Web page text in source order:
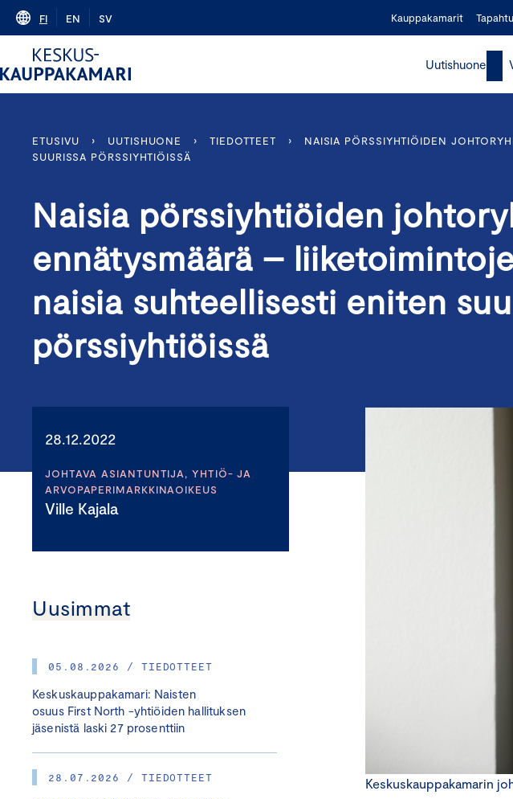
Skip
content
FI EN SV Kauppakamarit
Uutishuone
ETUSIVU › UUTISHUONE › TIEDOTTEET ›
NAISIA PÖRSSIYHTIÖIDEN
SUURISSA PÖRSSIYHTIÖISSÄ
Naisia pörssiyhtiöiden
ennätysmäärä –
naisia suhteellisesti eniten
pörssiyhtiöissä
28.12.2022
JOHTAVA ASIANTUNTIJA, YHTIÖ- JA
ARVOPAPERIMARKKINAOIKEUS
Ville Kajala
Uusimmat
05.08.2026 / TIEDOTTEET
Keskuskauppakamari: Naisten
osuus First North -yhtiöiden hallituksen
jäsenistä laski 27 prosenttiin
28.07.2026 / TIEDOTTEET Keskuskauppakamarin